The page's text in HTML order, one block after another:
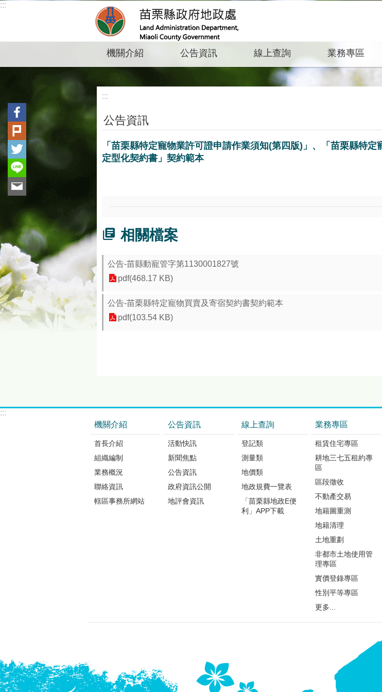
跳到主要內容區塊
:::
機關介紹 公告資訊 線上查詢 業務專區
:::
公告資訊
「苗栗縣特定寵物業許可證申請作業須知(第四版)」、「苗栗縣特
定型化契約書」契約範本
相關檔案
公告-苗縣動寵管字第1130001827號
pdf(468.17 KB)
公告-苗栗縣特定寵物買賣及寄宿契約書契約範本
pdf(103.54 KB)
:::
機關介紹
首長介紹
組織編制
業務概況
聯絡資訊
轄區事務所網站
公告資訊
活動快訊
新聞焦點
公告資訊
政府資訊公開
地評會資訊
線上查詢
登記類
測量類
地價類
地政規費一覽表
「苗栗縣地政E便
利」APP下載
業務專區
租賃住宅專區
耕地三七五租約專
區
區段徵收
不動產交易
地籍圖重測
地籍清理
土地重劃
非都市土地使用管
理專區
實價登錄專區
性別平等專區
更多...